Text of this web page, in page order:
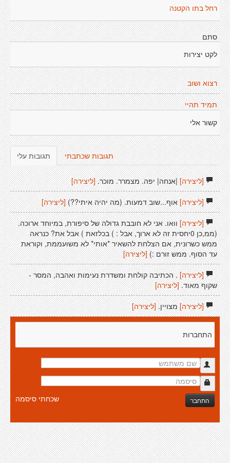
רחל בתו הקטנה
סתם
לקט יצירות
רצוא ושוב
תמיד תהיי
קשור אלי
תגובות עלי תגובות שכתבתי
[ליצירה]|אנחה| יפה. מצמרר. מוכר. [ליצירה]
[ליצירה]אוף...שוב דמעות. (מה יהיה איתי??) [ליצירה]
[ליצירה]וואו. אני לא חובבת גדולה של סיפורת, במיוחד ארוכה.
(ממ,כן 0יחסית זה לא ארוך, אבל : ) בכלזאת ) אבל את? כנראה
ממש כשרונית, אם הצלחת להשאיר *אותי* לא משועממת, וקוראת
עד הסוף. ממש זורם :) [ליצירה]
[ליצירה]. הכתיבה קולחת ומשדרת נעימות ואהבה, המסר -
שקוף מאוד. [ליצירה]
[ליצירה]מצויין. [ליצירה]
התחברות
התחבר שכחתי סיסמה